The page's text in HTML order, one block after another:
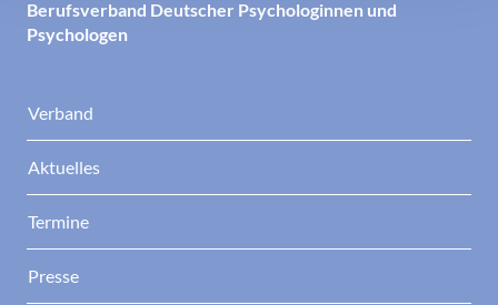
Berufsverband Deutscher Psychologinnen und
Psychologen
Verband
Aktuelles
Termine
Presse